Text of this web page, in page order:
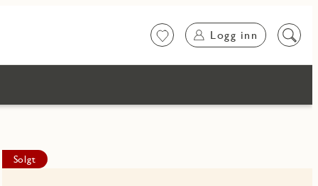
FavoritterLogg inn
Søk
på
Solgt